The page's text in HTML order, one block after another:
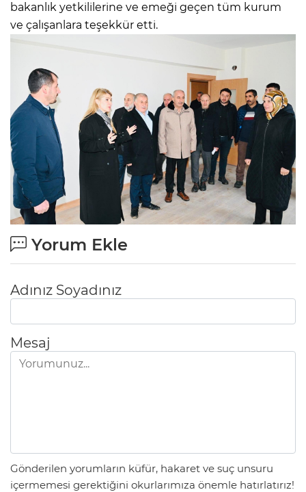
bakanlık yetkililerine ve emeği geçen tüm kurum
ve çalışanlara teşekkür etti.
Yorum Ekle
Adınız Soyadınız
Mesaj
Gönderilen yorumların küfür, hakaret ve suç unsuru
içermemesi gerektiğini okurlarımıza önemle hatırlatırız!